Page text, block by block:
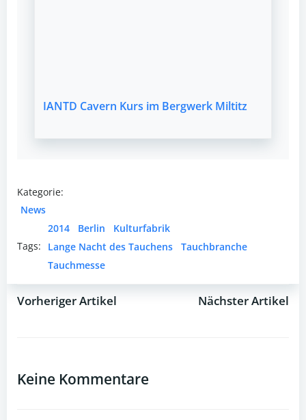
IANTD Cavern Kurs im Bergwerk Miltitz
Kategorie:
News
Tags:
2014 Berlin
Kulturfabrik
Lange Nacht des Tauchens
Tauchbranche
Tauchmesse
Vorheriger Artikel Nächster Artikel
Keine Kommentare